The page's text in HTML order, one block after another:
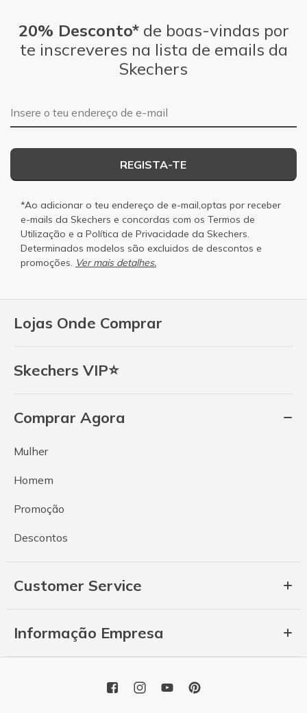
Lojas Onde Comprar
Skechers VIP⭐
Comprar Agora
Mulher
Homem
Promoção
Descontos
Customer Service
Informação Empresa
20% Desconto*de boas-vindas por
te inscreveres na lista de emails da
Skechers
Endereço de e-mail
REGISTA-TE
*Ao adicionar o teu endereço de e-mail,optas por receber
e-mails da Skechers e concordas com os Termos de
Utilização e a Política de Privacidade da Skechers.
Determinados modelos são excluidos de descontos e
promoções. Ver mais detalhes.